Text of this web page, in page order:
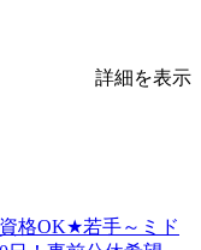
詳細を表示